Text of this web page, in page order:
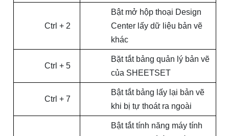
Ctrl + 2
Bật mở hộp thoại Design
Center lấy dữ liệu bản vẽ
khác
Ctrl + 5
Bặt tắt bảng quản lý bản vẽ
của SHEETSET
Ctrl + 7
Bật tắt bảng lấy lại bản vẽ
khi bị tự thoát ra ngoài
Bật tắt tính năng máy tính